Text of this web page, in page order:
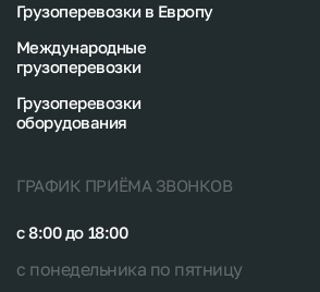
ГРАФИК ПРИЁМА ЗВОНКОВ
с 8:00 до 18:00
с понедельника по пятницу
Грузоперевозки в Европу
Международные
грузоперевозки
Грузоперевозки
оборудования